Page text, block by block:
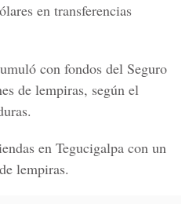
en transferencias
con fondos del Seguro
de lempiras, según el
en Tegucigalpa con un
lempiras.